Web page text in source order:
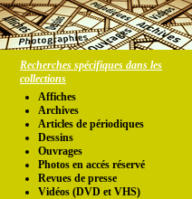
Recherches spécifiques dans les
collections
Affiches
Archives
Articles de périodiques
Dessins
Ouvrages
Photos en accés réservé
Revues de presse
Vidéos (DVD et VHS)